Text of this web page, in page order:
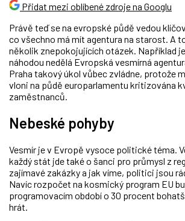
Přidat mezi oblíbené zdroje na Googlu
Právě teď se na evropské půdě vedou
co všechno má mít agentura na starost. A
několik znepokojujících otázek. Například
náhodou nedělá Evropská vesmírná
Praha takový úkol vůbec zvládne, protože
vloni na půdě europarlamentu kritizována
zaměstnanců.
Nebeské pohyby
Vesmír je v Evropě vysoce politické téma.
každý stát jde také o šanci pro průmysl z
zajímavé zakázky a jak víme, politici jsou
Navíc rozpočet na kosmický program EU
programovacím období o 30 procent
hrát.